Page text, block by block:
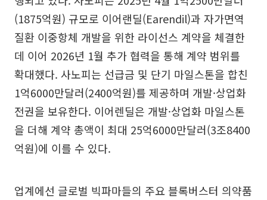
(1875억원) 규모로 이어랜딜(Earendil)과 자가면역
질환 이중항체 개발을 위한 라이선스 계약을 체결한
데 이어 2026년 1월 추가 협력을 통해 계약 범위를
확대했다. 사노피는 선급금 및 단기 마일스톤을 합친
1억6000만달러(2400억원)를 제공하며 개발·상업화
전권을 보유한다. 이어렌딜은 개발·상업화 마일스톤
을 더해 계약 총액이 최대 25억6000만달러(3조8400
억원)에 이를 수 있다.
업계에선 글로벌 빅파마들의 주요 블록버스터 의약품